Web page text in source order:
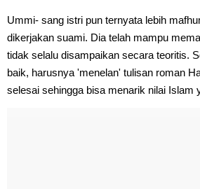
Ummi- sang istri pun ternyata lebih
dikerjakan suami. Dia telah mampu
tidak selalu disampaikan secara teoritis.
baik, harusnya 'menelan' tulisan roman
selesai sehingga bisa menarik nilai Islam